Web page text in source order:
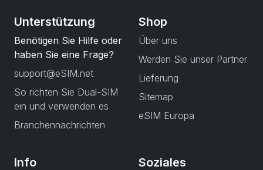
Unterstützung
Benötigen Sie Hilfe oder
haben Sie eine Frage?
support@eSIM.net
So richten Sie Dual-SIM
ein und verwenden es
Branchennachrichten
Shop
Über uns
Werden Sie unser Partner
Lieferung
Sitemap
eSIM Europa
Info Soziales